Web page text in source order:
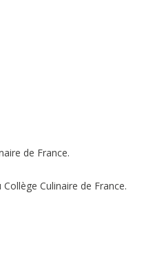
de France.
Culinaire de France.